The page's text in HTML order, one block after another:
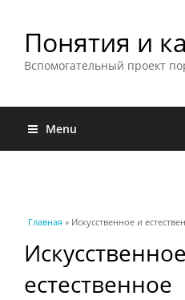
Понятия и
Вспомогательный проект
Menu
Вы здесь
Главная » Искусственное и
естественное